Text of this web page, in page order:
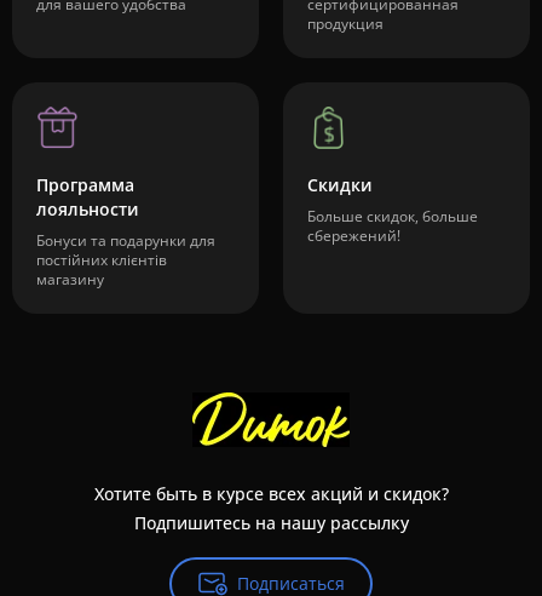
продукция
Программа
лояльности
Бонуси та подарунки для
постійних клієнтів
магазину
Скидки
Больше скидок, больше
сбережений!
Хотите быть в курсе всех акций и скидок?
Подпишитесь на нашу рассылку
Подписаться